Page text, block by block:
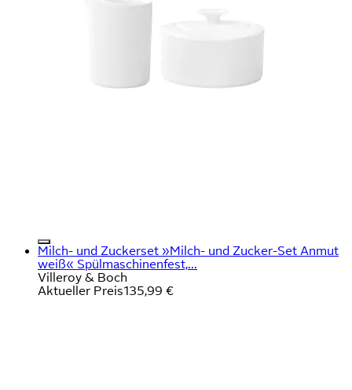
Milch- und Zuckerset »Milch- und Zucker-Set Anmut
weiß« Spülmaschinenfest,...
Villeroy & Boch
Aktueller Preis135,99 €